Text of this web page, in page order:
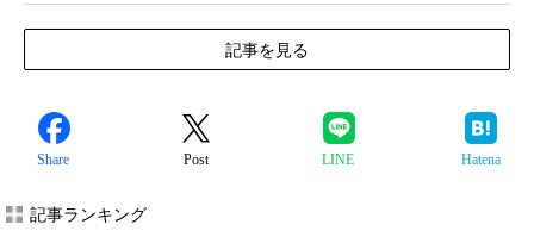
記事を見る
Share Post LINE Hatena
記事ランキング